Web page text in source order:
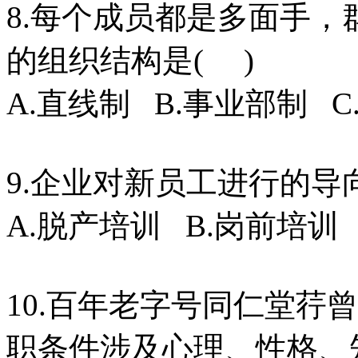
8.每个成员都是多面手
的组织结构是( )
A.直线制 B.事业部制
9.企业对新员工进行的
A.脱产培训 B.岗前培
10.百年老字号同仁堂荇
职条件涉及心理、性格